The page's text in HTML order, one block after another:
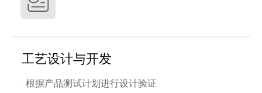
工艺设计与开发
· 根据产品测试计划进行设计验证